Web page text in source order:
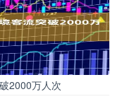
2000万人次